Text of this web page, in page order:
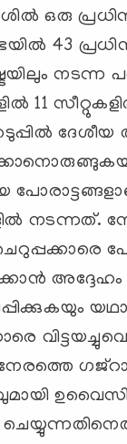
ഒരു
43
നടന്ന
11
നടന്നത്‌.